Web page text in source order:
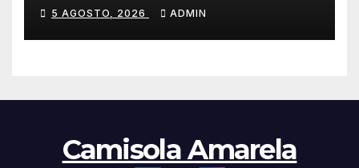
lidera dobradinha da UAE
Team Emirates em Lisboa
5 AGOSTO, 2026 ADMIN
Camisola Amarela